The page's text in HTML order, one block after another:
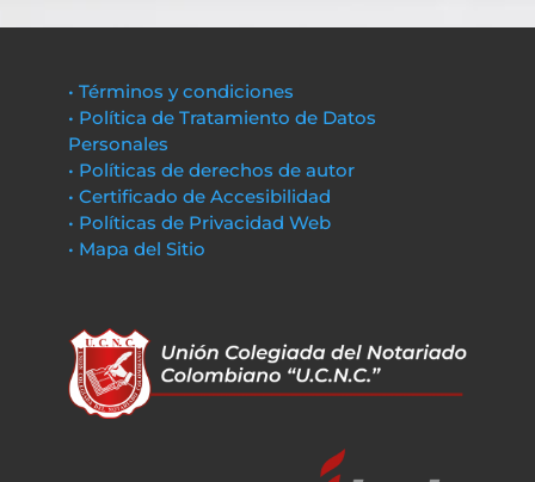
• Términos y condiciones
• Política de Tratamiento de Datos
Personales
• Políticas de derechos de autor
• Certificado de Accesibilidad
• Políticas de Privacidad Web
• Mapa del Sitio